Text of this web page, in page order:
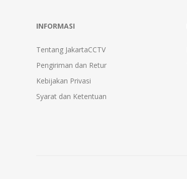
INFORMASI
Tentang JakartaCCTV
Pengiriman dan Retur
Kebijakan Privasi
Syarat dan Ketentuan